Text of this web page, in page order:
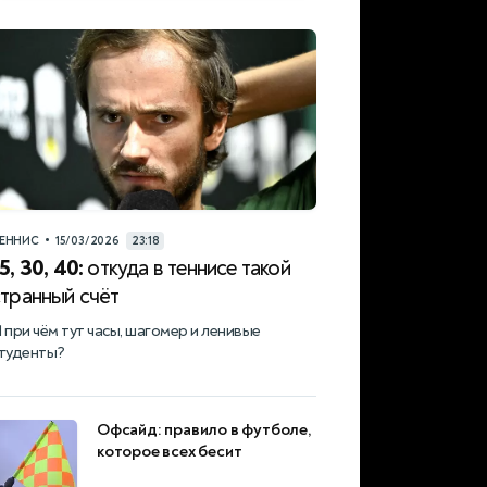
• 15/03/2026 23:18
30, 40: откуда в теннисе такой
счёт
чём тут часы, шагомер и ленивые
Офсайд: правило в футболе,
которое всех бесит